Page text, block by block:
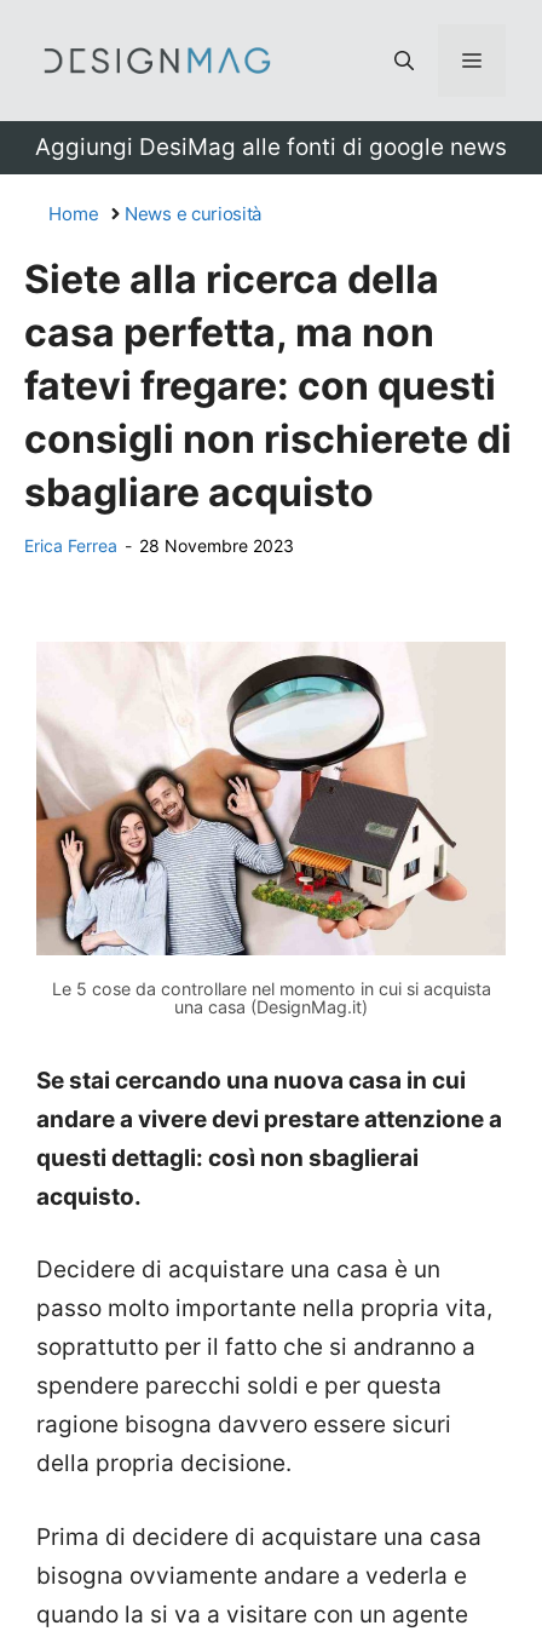
Menu
Aggiungi DesiMag alle fonti di google news
Home News e curiosità
Siete alla ricerca della
casa perfetta, ma non
fatevi fregare: con questi
consigli non rischierete di
sbagliare acquisto
Erica Ferrea - 28 Novembre 2023
Le 5 cose da controllare nel momento in cui si acquista
una casa (DesignMag.it)
Se stai cercando una nuova casa in cui
andare a vivere devi prestare attenzione a
questi dettagli: così non sbaglierai
acquisto.
Decidere di acquistare una casa è un
passo molto importante nella propria vita,
soprattutto per il fatto che si andranno a
spendere parecchi soldi e per questa
ragione bisogna davvero essere sicuri
della propria decisione.
Prima di decidere di acquistare una casa
bisogna ovviamente andare a vederla e
quando la si va a visitare con un agente